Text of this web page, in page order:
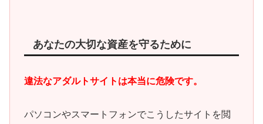
あなたの大切な資産を守るために
違法なアダルトサイトは本当に危険です。
パソコンやスマートフォンでこうしたサイトを閲